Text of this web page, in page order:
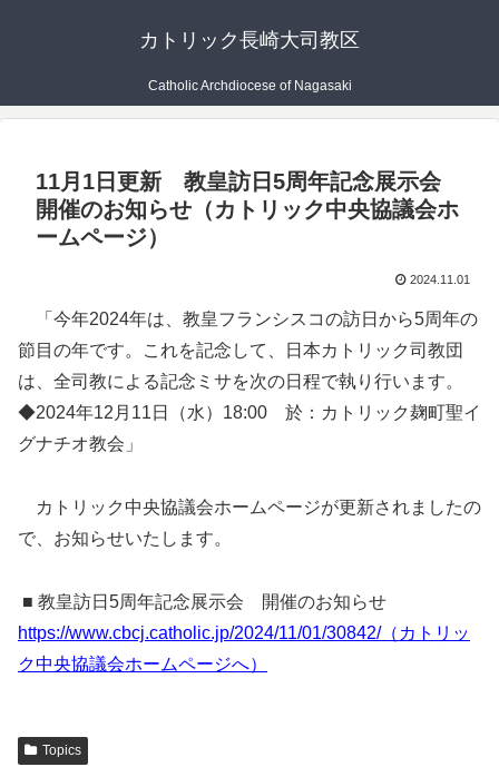
カトリック長崎大司教区
Catholic Archdiocese of Nagasaki
11月1日更新 教皇訪日5周年記念展示会
開催のお知らせ（カトリック中央協議会ホ
ームページ）
2024.11.01
「今年2024年は、教皇フランシスコの訪日から5周年の
節目の年です。これを記念して、日本カトリック司教団
は、全司教による記念ミサを次の日程で執り行います。
◆2024年12月11日（水）18:00 於：カトリック麹町聖イ
グナチオ教会」
カトリック中央協議会ホームページが更新されましたの
で、お知らせいたします。
■ 教皇訪日5周年記念展示会 開催のお知らせ
https://www.cbcj.catholic.jp/2024/11/01/30842/（カトリッ
ク中央協議会ホームページへ）
Topics